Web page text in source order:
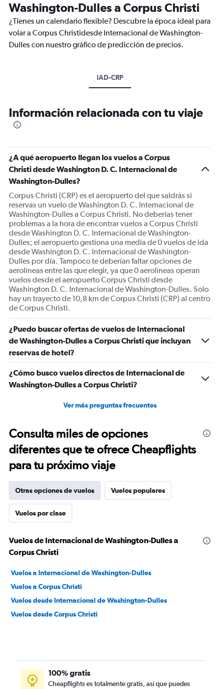
Washington-Dulles a Corpus Christi
¿Tienes un calendario flexible? Descubre la época ideal para
volar a Corpus Christidesde Internacional de Washington-
Dulles con nuestro gráfico de predicción de precios.
IAD-CRP
Información relacionada con tu viaje
¿A qué aeropuerto llegan los vuelos a Corpus
Christi desde Washington D. C. Internacional de
Washington-Dulles?
Corpus Christi (CRP) es el aeropuerto del que saldrás si
reservas un vuelo de Washington D. C. Internacional de
Washington-Dulles a Corpus Christi. No deberías tener
problemas a la hora de encontrar vuelos a Corpus Christi
desde Washington D. C. Internacional de Washington-
Dulles; el aeropuerto gestiona una media de 0 vuelos de ida
desde Washington D. C. Internacional de Washington-
Dulles por día. Tampoco te deberían faltar opciones de
aerolíneas entre las que elegir, ya que 0 aerolíneas operan
vuelos desde el aeropuerto Corpus Christi desde
Washington D. C. Internacional de Washington-Dulles. Solo
hay un trayecto de 10,8 km de Corpus Christi (CRP) al centro
de Corpus Christi.
¿Puedo buscar ofertas de vuelos de Internacional
de Washington-Dulles a Corpus Christi que incluyan
reservas de hotel?
¿Cómo busco vuelos directos de Internacional de
Washington-Dulles a Corpus Christi?
Ver más preguntas frecuentes
Consulta miles de opciones
diferentes que te ofrece Cheapflights
para tu próximo viaje
Otras opciones de vuelos Vuelos populares
Vuelos por clase
Vuelos de Internacional de Washington-Dulles a
Corpus Christi
Vuelos a Internacional de Washington-Dulles
Vuelos a Corpus Christi
Vuelos desde Internacional de Washington-Dulles
Vuelos desde Corpus Christi
100% gratis
Cheapflights es totalmente gratis, así que puedes